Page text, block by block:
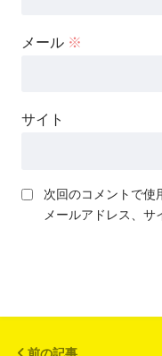
メール ※
サイト
次回のコメントで使
メールアドレス、サ